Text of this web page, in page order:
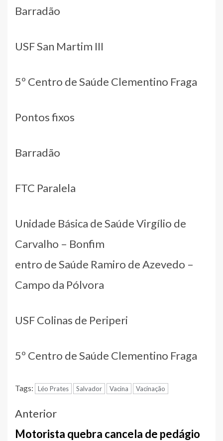
Barradão
USF San Martim III
5º Centro de Saúde Clementino Fraga
Pontos fixos
Barradão
FTC Paralela
Unidade Básica de Saúde Virgílio de
Carvalho – Bonfim
entro de Saúde Ramiro de Azevedo –
Campo da Pólvora
USF Colinas de Periperi
5º Centro de Saúde Clementino Fraga
Tags: Léo Prates Salvador Vacina Vacinação
Navegação
entre
Anterior
Motorista quebra cancela de pedágio